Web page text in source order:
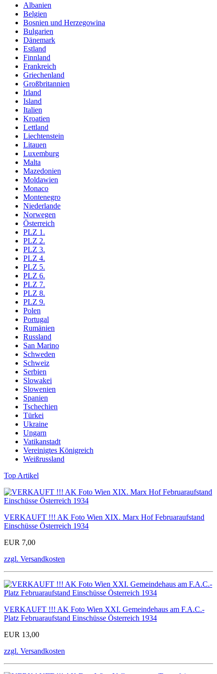
Albanien
Belgien
Bosnien und Herzegowina
Bulgarien
Dänemark
Estland
Finnland
Frankreich
Griechenland
Großbritannien
Irland
Island
Italien
Kroatien
Lettland
Liechtenstein
Litauen
Luxemburg
Malta
Mazedonien
Moldawien
Monaco
Montenegro
Niederlande
Norwegen
Österreich
PLZ 1.
PLZ 2.
PLZ 3.
PLZ 4.
PLZ 5.
PLZ 6.
PLZ 7.
PLZ 8.
PLZ 9.
Polen
Portugal
Rumänien
Russland
San Marino
Schweden
Schweiz
Serbien
Slowakei
Slowenien
Spanien
Tschechien
Türkei
Ukraine
Ungarn
Vatikanstadt
Vereinigtes Königreich
Weißrussland
Top Artikel
VERKAUFT !!! AK Foto Wien XIX. Marx Hof Februaraufstand
Einschüsse Österreich 1934
EUR 7,00
zzgl. Versandkosten
VERKAUFT !!! AK Foto Wien XXI. Gemeindehaus am F.A.C.-
Platz Februaraufstand Einschüsse Österreich 1934
EUR 13,00
zzgl. Versandkosten